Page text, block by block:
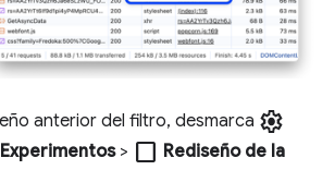
anterior del filtro, desmarca settings
Experimentos> check_box_outline_blank Rediseño de la